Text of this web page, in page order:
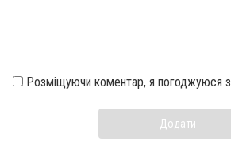
Розміщуючи коментар, я погоджуюся з
Додати